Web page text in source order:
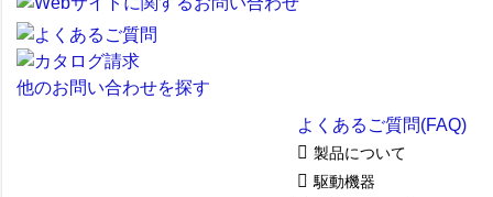
他のお問い合わせを探す
よくあるご質問(FAQ)
製品について
駆動機器